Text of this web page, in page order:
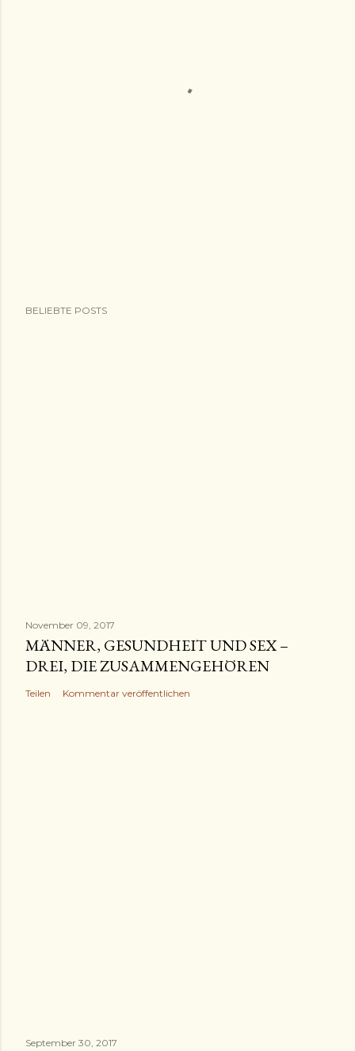
BELIEBTE POSTS
November 09, 2017
MÄNNER, GESUNDHEIT UND SEX –
DREI, DIE ZUSAMMENGEHÖREN
Teilen Kommentar veröffentlichen
September 30, 2017